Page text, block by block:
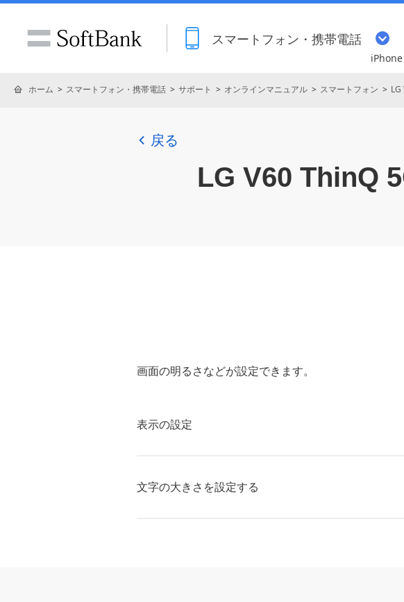
スマートフォン・携帯電話
iPhone
ホーム スマートフォン・携帯電話 サポート オンラインマニュアル スマートフォン
戻る
LG V60 ThinQ
画面の明るさなどが設定できます。
表示の設定
文字の大きさを設定する